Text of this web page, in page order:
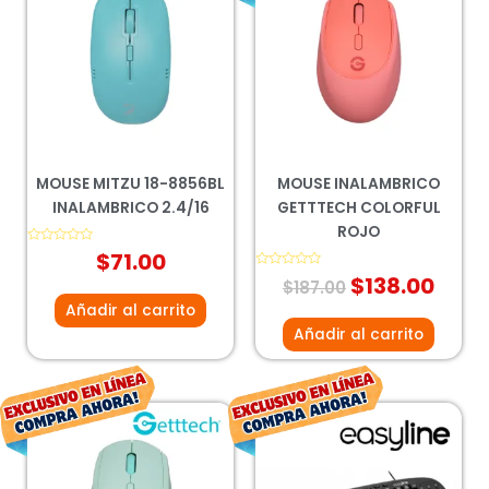
MOUSE MITZU 18-8856BL
INALAMBRICO 2.4/16
$71.00
Añadir al carrito
MOUSE INALAMBRICO
GETTTECH COLORFUL
ROJO
Valorado
$187.00
original
era:
$187.00.
$138.00
Añadir al carrito
El
precio
original
El
precio
El
precio
original